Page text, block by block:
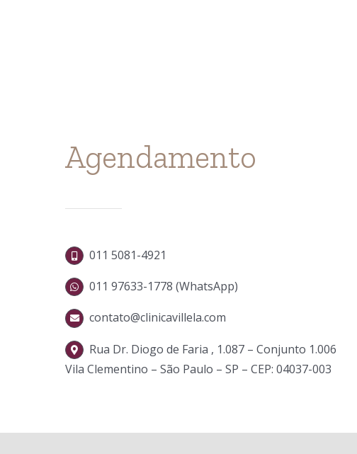
Agendamento
011 5081-4921
011 97633-1778 (WhatsApp)
contato@clinicavillela.com
Rua Dr. Diogo de Faria , 1.087 – Conjunto 1.006
Vila Clementino – São Paulo – SP – CEP: 04037-003